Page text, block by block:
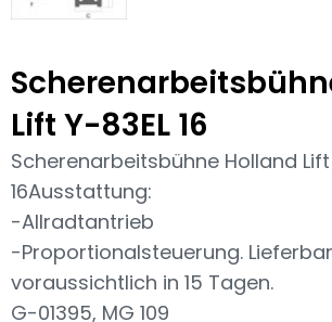
Lift Y-83EL 16
Scherenarbeitsbühne Holland Lift
16Ausstattung:
-Allradtantrieb
-Proportionalsteuerung. Lieferbar
voraussichtlich in 15 Tagen.
G-01395, MG 109